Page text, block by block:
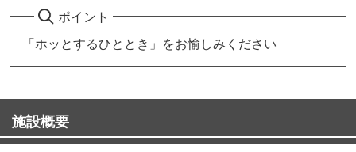
ポイント
「ホッとするひととき」をお愉しみください
施設概要